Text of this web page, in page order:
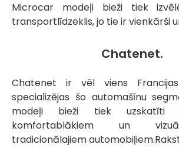
Microcar modeļi bieži tiek
transportlīdzeklis, jo tie ir vienkārši
Chatenet.
Chatenet ir vēl viens
specializējas šo automašīnu
modeļi bieži tiek uzskatīti
komfortablākiem un
tradicionālajiem